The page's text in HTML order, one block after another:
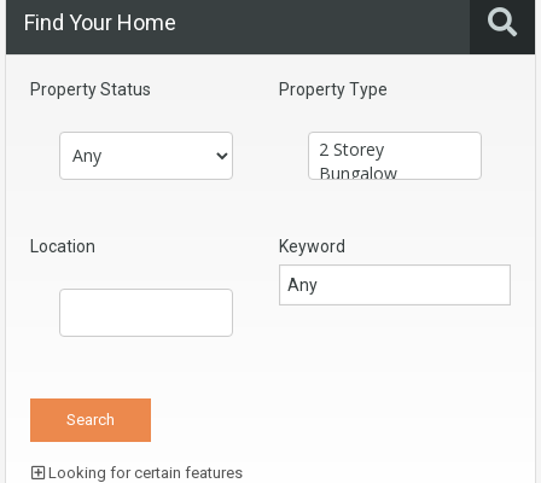
Find Your Home
Property Status Property Type
Location Keyword
Looking for certain features